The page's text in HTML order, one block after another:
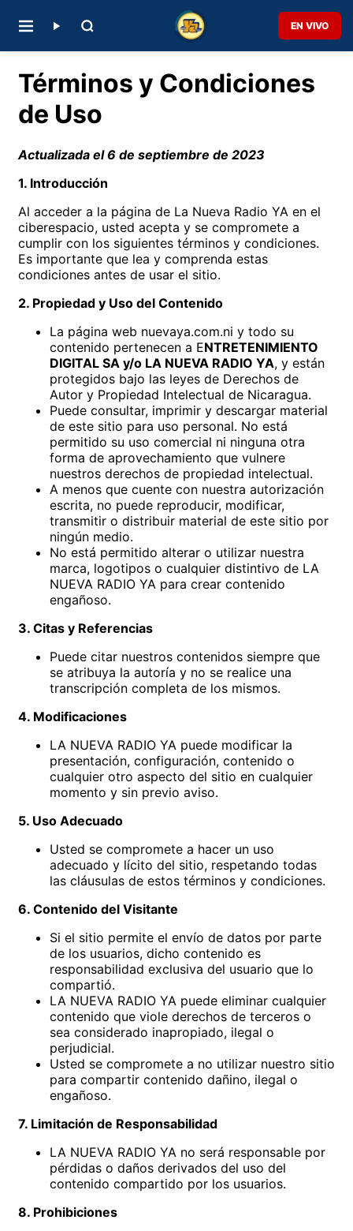
EN VIVO
Términos y Condiciones
de Uso
Actualizada el 6 de septiembre de 2023
1. Introducción
Al acceder a la página de La Nueva Radio YA en el
ciberespacio, usted acepta y se compromete a
cumplir con los siguientes términos y condiciones.
Es importante que lea y comprenda estas
condiciones antes de usar el sitio.
2. Propiedad y Uso del Contenido
La página web nuevaya.com.ni y todo su
contenido pertenecen a ENTRETENIMIENTO
DIGITAL SA y/o LA NUEVA RADIO YA, y están
protegidos bajo las leyes de Derechos de
Autor y Propiedad Intelectual de Nicaragua.
Puede consultar, imprimir y descargar material
de este sitio para uso personal. No está
permitido su uso comercial ni ninguna otra
forma de aprovechamiento que vulnere
nuestros derechos de propiedad intelectual.
A menos que cuente con nuestra autorización
escrita, no puede reproducir, modificar,
transmitir o distribuir material de este sitio por
ningún medio.
No está permitido alterar o utilizar nuestra
marca, logotipos o cualquier distintivo de LA
NUEVA RADIO YA para crear contenido
engañoso.
3. Citas y Referencias
Puede citar nuestros contenidos siempre que
se atribuya la autoría y no se realice una
transcripción completa de los mismos.
4. Modificaciones
LA NUEVA RADIO YA puede modificar la
presentación, configuración, contenido o
cualquier otro aspecto del sitio en cualquier
momento y sin previo aviso.
5. Uso Adecuado
Usted se compromete a hacer un uso
adecuado y lícito del sitio, respetando todas
las cláusulas de estos términos y condiciones.
6. Contenido del Visitante
Si el sitio permite el envío de datos por parte
de los usuarios, dicho contenido es
responsabilidad exclusiva del usuario que lo
compartió.
LA NUEVA RADIO YA puede eliminar cualquier
contenido que viole derechos de terceros o
sea considerado inapropiado, ilegal o
perjudicial.
Usted se compromete a no utilizar nuestro sitio
para compartir contenido dañino, ilegal o
engañoso.
7. Limitación de Responsabilidad
LA NUEVA RADIO YA no será responsable por
pérdidas o daños derivados del uso del
contenido compartido por los usuarios.
8. Prohibiciones